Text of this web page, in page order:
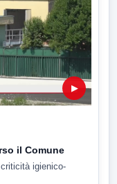
▶
il Comune
igienico-